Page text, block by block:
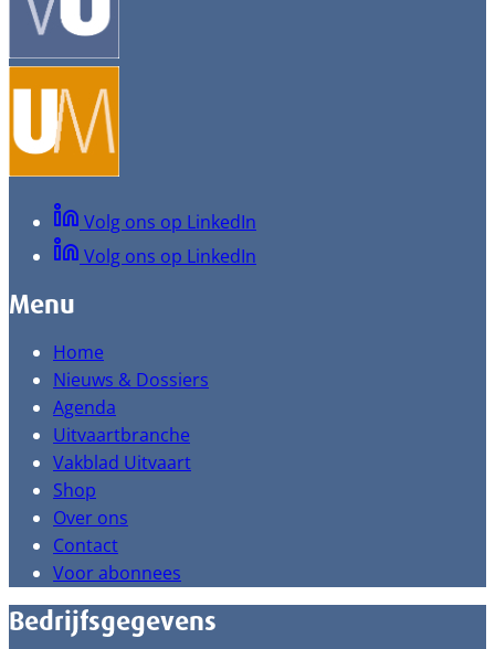
Volg ons op LinkedIn
Volg ons op LinkedIn
Menu
Home
Nieuws & Dossiers
Agenda
Uitvaartbranche
Vakblad Uitvaart
Shop
Over ons
Contact
Voor abonnees
Bedrijfsgegevens